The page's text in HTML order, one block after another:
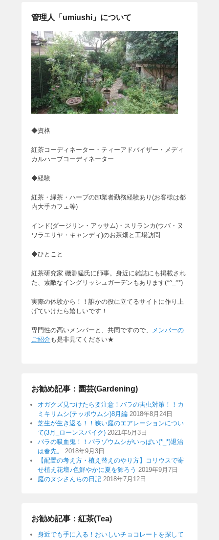
b
o
o
k
管理人「umiushi」について
◆資格
紅茶コーディネーター・ティーアドバイザー・メディ
カルハーブコーディネーター
◆経験
紅茶・緑茶・ハーブの卸業者勤務経験あり(お客様は都
内大手カフェ等)
インド(ダージリン・アッサム)・スリランカ(ウバ・ヌ
ワラエリヤ・キャンディ)のお茶畑と工場訪問
◆ひとこと
紅茶研究家 磯淵猛氏に師事。身近に雑誌にも掲載され
た、素敵なイングリッシュガーデンもあります(*^_^*)
実際の体験から！！誰かの役に立てるサイトに作り上
げていけたら嬉しいです！
専門性の高いメンバーと、共同ですので、
メンバーの
ご紹介も是非見てください★
お勧め記事：園芸(Gardening)
オガクズ見つけたら要注意！バラの害虫対策！！カ
ミキリムシ(テッポウムシ)8月編 2018年8月24日
芝生が生き返る！！狭い庭のエアレーションについ
て(3月_ローンスパイク) 2021年5月3日
バラの吸血鬼！！バラゾウムシがいっぱい(*_*)退治
は春先。
2018年9月3日
【配置の考え方・植え替えのやり方】コリウスで寄
せ植え花壇♪色鮮やかに夏を飾ろう 2019年9月7日
庭のヌシさんちの日記 2018年7月12日
お勧め記事：紅茶(Tea)
身近でも手に入る！おいしいチョコレートを探して